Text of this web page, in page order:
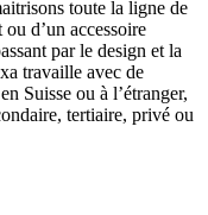
toute la ligne de
d’un accessoire
par le design et la
travaille avec de
Suisse ou à l’étranger,
tertiaire, privé ou